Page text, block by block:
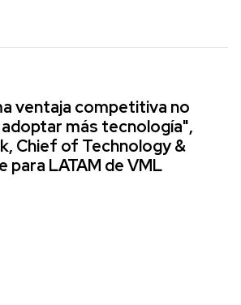
ventaja competitiva no
más tecnología",
Chief of Technology &
para LATAM de VML